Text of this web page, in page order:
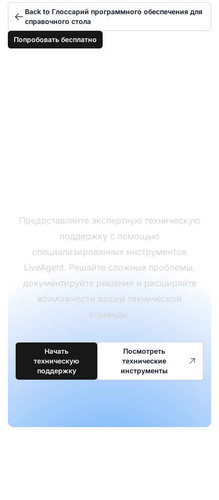
Back to Глоссарий программного обеспечения для
справочного стола
Попробовать бесплатно
Предоставляйте экспертную техническую
поддержку с помощью
специализированных инструментов
LiveAgent. Решайте сложные проблемы,
документируйте решения и расширяйте
возможности вашей технической
команды.
Начать
техническую
поддержку
Посмотреть
технические
инструменты